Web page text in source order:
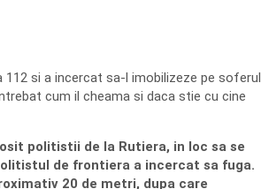
112 si a incercat sa-l imobilizeze pe soferul
cum il cheama si daca stie cu cine
politistii de la Rutiera, in loc sa se
de frontiera a incercat sa fuga.
20 de metri, dupa care